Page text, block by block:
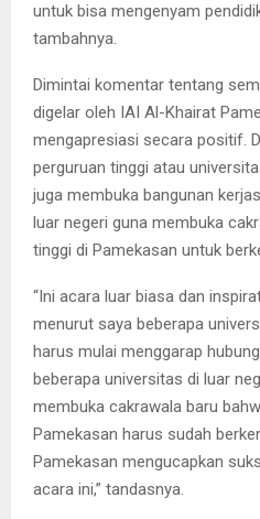
untuk bisa mengenyam
tambahnya.
Dimintai komentar tentang
digelar oleh IAI Al-Khairat
mengapresiasi secara positif.
perguruan tinggi atau
juga membuka bangunan
luar negeri guna membuka
tinggi di Pamekasan untuk
“Ini acara luar biasa dan
menurut saya beberapa
harus mulai menggarap
beberapa universitas di luar
membuka cakrawala baru
Pamekasan harus sudah
Pamekasan mengucapkan
acara ini,” tandasnya.